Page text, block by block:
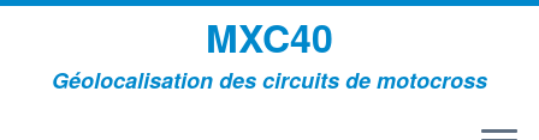
MXC40
Géolocalisation des circuits de motocross